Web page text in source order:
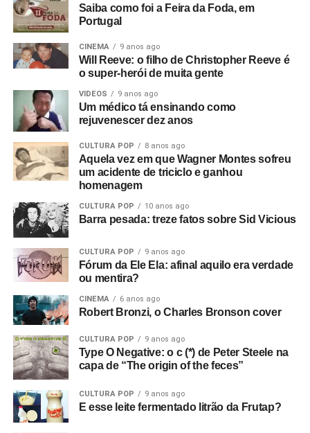
Saiba como foi a Feira da Foda, em
Portugal
CINEMA 9 anos ago
Will Reeve: o filho de Christopher Reeve é
o super-herói de muita gente
VIDEOS 9 anos ago
Um médico tá ensinando como
rejuvenescer dez anos
CULTURA POP 8 anos ago
Aquela vez em que Wagner Montes sofreu
um acidente de triciclo e ganhou
homenagem
CULTURA POP 10 anos ago
Barra pesada: treze fatos sobre Sid Vicious
CULTURA POP 9 anos ago
Fórum da Ele Ela: afinal aquilo era verdade
ou mentira?
CINEMA 6 anos ago
Robert Bronzi, o Charles Bronson cover
CULTURA POP 9 anos ago
Type O Negative: o c (*) de Peter Steele na
capa de “The origin of the feces”
CULTURA POP 9 anos ago
E esse leite fermentado litrão da Frutap?